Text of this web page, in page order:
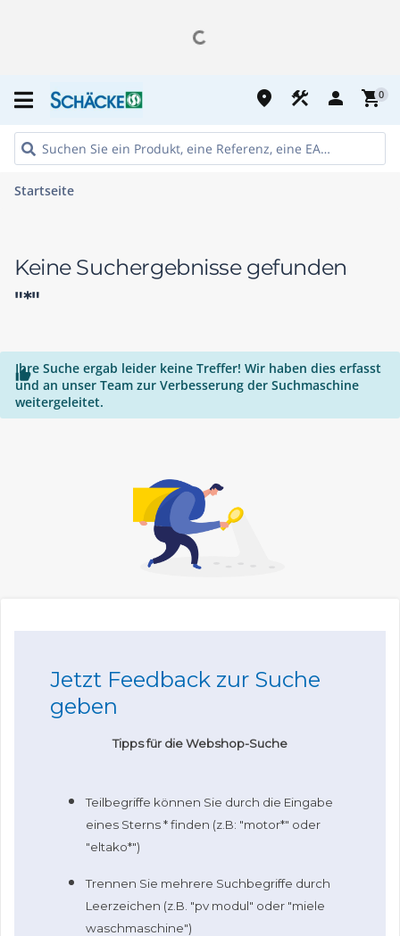
place construction person shopping_cart0
Startseite
Keine Suchergebnisse gefunden
"*"

Ihre Suche ergab leider keine Treffer! Wir haben dies erfasst
und an unser Team zur Verbesserung der Suchmaschine
weitergeleitet.